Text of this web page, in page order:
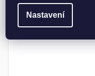
Nastavení